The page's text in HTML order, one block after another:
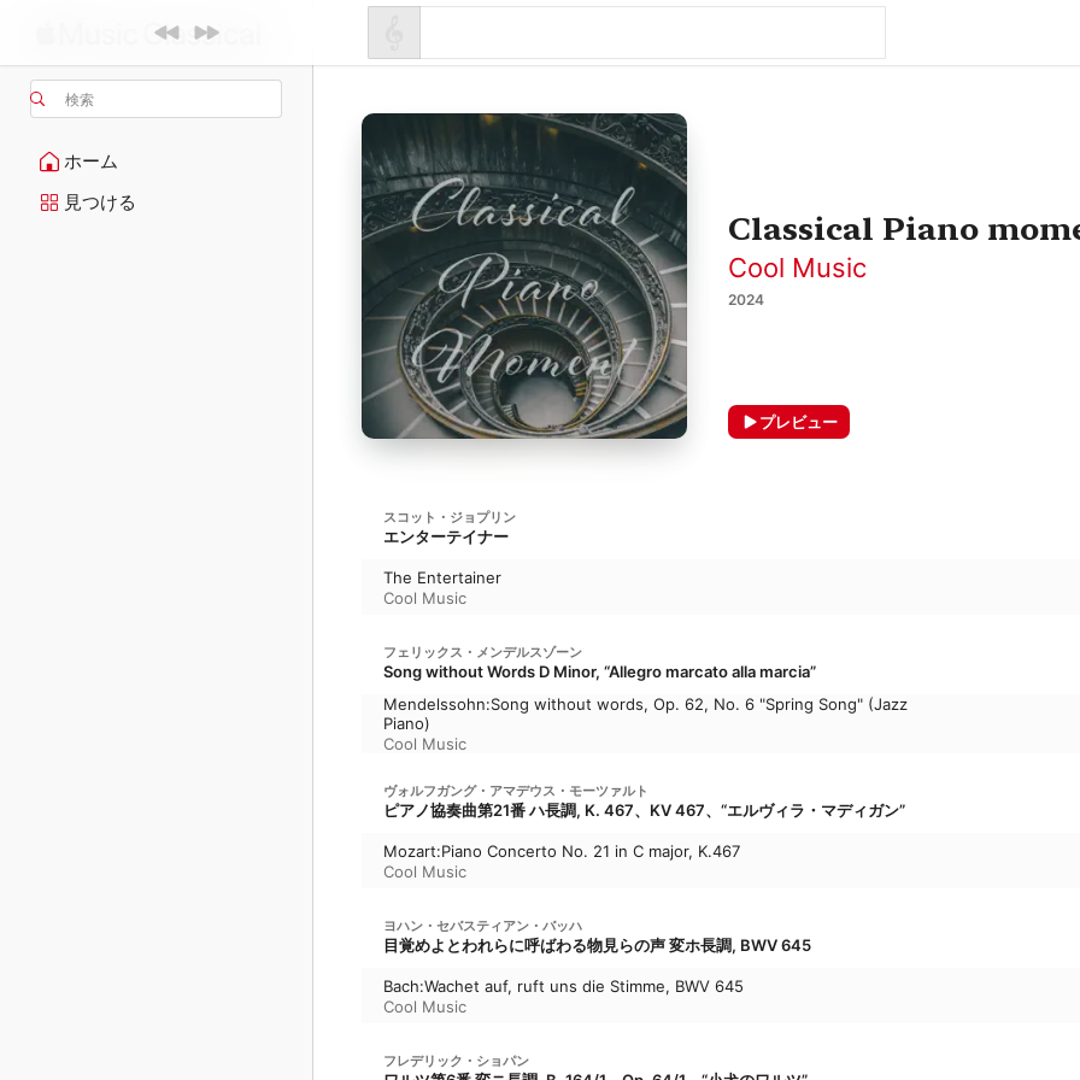
検索
ホーム
見つける
Classical Piano
Cool Music
2024
プレビュー
スコット・ジョプリン
エンターテイナー
The Entertainer
Cool Music
フェリックス・メンデルスゾーン
Song without Words D Minor, “Allegro marcato alla marcia”
Mendelssohn:Song without words, Op. 62, No. 6 "Spring Song" (Jazz
Piano)
Cool Music
ヴォルフガング・アマデウス・モーツァルト
ピアノ協奏曲第21番 ハ長調, K. 467、KV 467、“エルヴィラ・マディガン”
Mozart:Piano Concerto No. 21 in C major, K.467
Cool Music
ヨハン・セバスティアン・バッハ
目覚めよとわれらに呼ばわる物見らの声 変ホ長調, BWV 645
Bach:Wachet auf, ruft uns die Stimme, BWV 645
Cool Music
フレデリック・ショパン